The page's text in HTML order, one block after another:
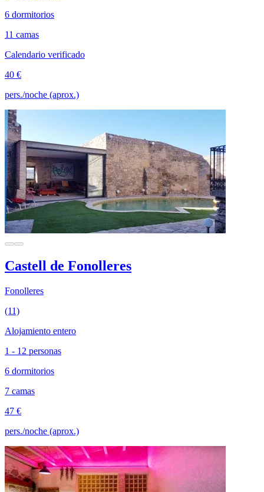
6 dormitorios
11 camas
Calendario verificado
40 €
pers./noche (aprox.)
Castell de Fonolleres
Fonolleres
(11)
Alojamiento entero
1 - 12 personas
6 dormitorios
7 camas
47 €
pers./noche (aprox.)